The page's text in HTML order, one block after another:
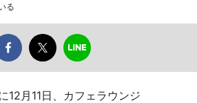
る
12月11日、カフェラウンジ